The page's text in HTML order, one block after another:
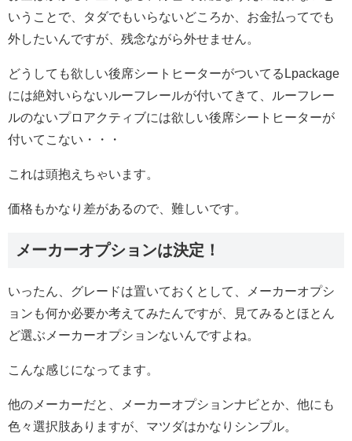
いうことで、タダでもいらないどころか、お金払ってでも
外したいんですが、残念ながら外せません。
どうしても欲しい後席シートヒーターがついてるLpackage
には絶対いらないルーフレールが付いてきて、ルーフレー
ルのないプロアクティブには欲しい後席シートヒーターが
付いてこない・・・
これは頭抱えちゃいます。
価格もかなり差があるので、難しいです。
メーカーオプションは決定！
いったん、グレードは置いておくとして、メーカーオプシ
ョンも何か必要か考えてみたんですが、見てみるとほとん
ど選ぶメーカーオプションないんですよね。
こんな感じになってます。
他のメーカーだと、メーカーオプションナビとか、他にも
色々選択肢ありますが、マツダはかなりシンプル。